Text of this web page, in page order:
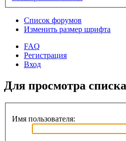
Список форумов
Изменить размер шрифта
FAQ
Регистрация
Вход
Для просмотра
Имя пользователя: